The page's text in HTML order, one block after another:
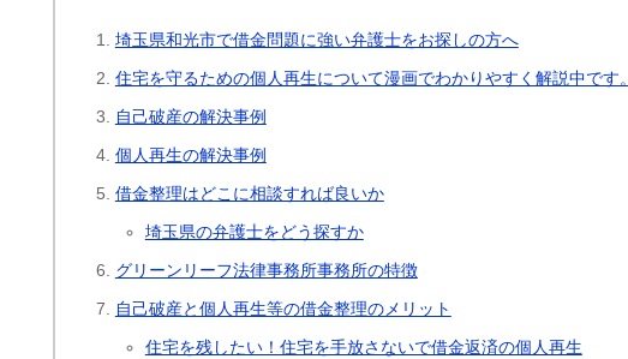
埼玉県和光市で借金問題に強い弁護士をお探しの方へ
住宅を守るための個人再生について漫画でわかりやすく解説中です。
自己破産の解決事例
個人再生の解決事例
借金整理はどこに相談すれば良いか
埼玉県の弁護士をどう探すか
グリーンリーフ法律事務所事務所の特徴
自己破産と個人再生等の借金整理のメリット
住宅を残したい！住宅を手放さないで借金返済の個人再生